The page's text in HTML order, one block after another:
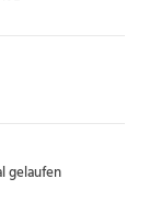
gelaufen